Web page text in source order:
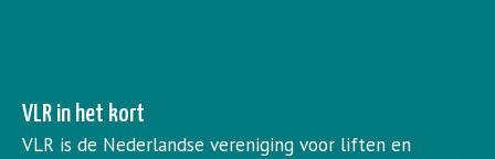
VLR in het kort
VLR is de Nederlandse vereniging voor liften en